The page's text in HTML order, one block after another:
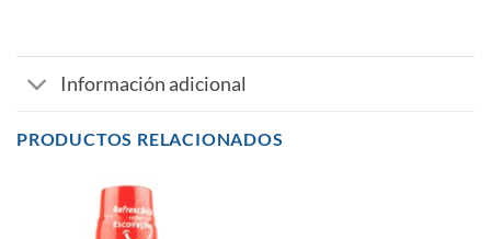
Información adicional
PRODUCTOS RELACIONADOS